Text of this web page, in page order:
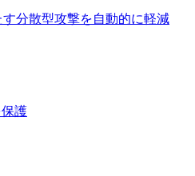
分散型攻撃を自動的に軽減
護